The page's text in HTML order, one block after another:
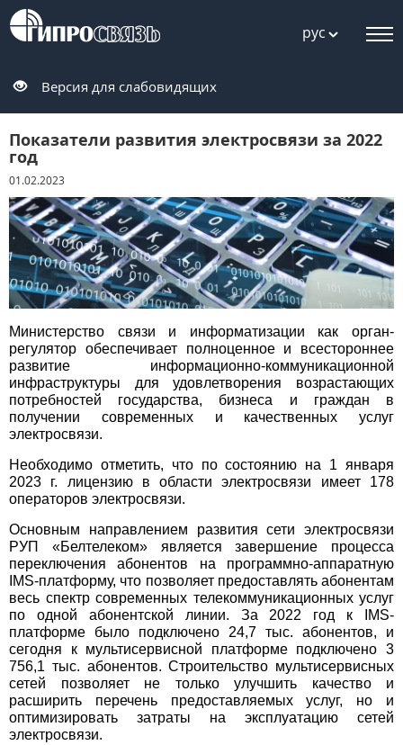
рус
Версия для слабовидящих
Показатели развития электросвязи за 2022
год
01.02.2023
Министерство связи и информатизации как орган-
регулятор обеспечивает полноценное и всестороннее
развитие информационно-коммуникационной
инфраструктуры для удовлетворения возрастающих
потребностей государства, бизнеса и граждан в
получении современных и качественных услуг
электросвязи.
Необходимо отметить, что по состоянию на 1 января
2023 г. лицензию в области электросвязи имеет 178
операторов электросвязи.
Основным направлением развития сети электросвязи
РУП «Белтелеком» является завершение процесса
переключения абонентов на программно-аппаратную
IMS-платформу, что позволяет предоставлять абонентам
весь спектр современных телекоммуникационных услуг
по одной абонентской линии. За 2022 год к IMS-
платформе было подключено 24,7 тыс. абонентов, и
сегодня к мультисервисной платформе подключено 3
756,1 тыс. абонентов. Строительство мультисервисных
сетей позволяет не только улучшить качество и
расширить перечень предоставляемых услуг, но и
оптимизировать затраты на эксплуатацию сетей
электросвязи.